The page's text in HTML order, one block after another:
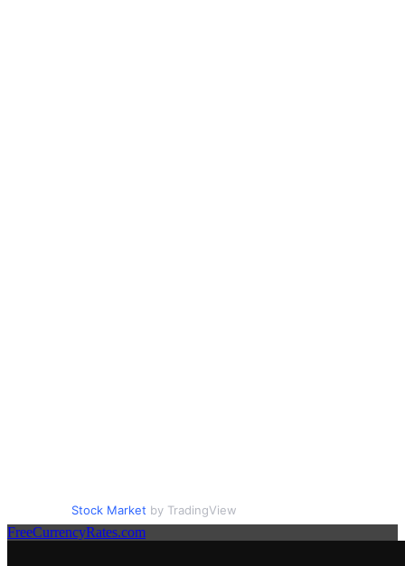
Stock Market by TradingView
FreeCurrencyRates.com